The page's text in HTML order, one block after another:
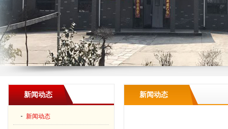
新闻动态
新闻动态
新闻动态